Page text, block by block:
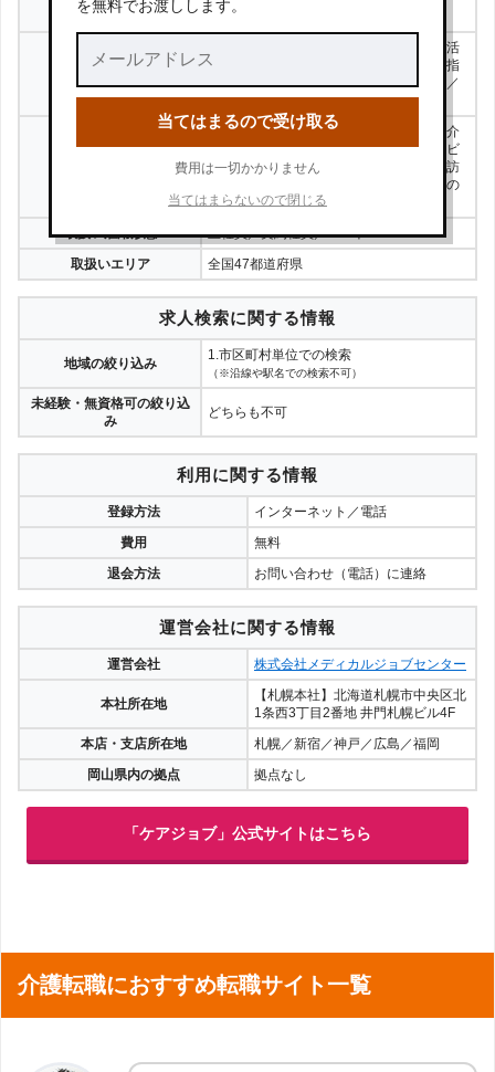
岡山の求人数
(求人数調査日:2023年1月15日)
介護職・ヘルパー／ケアマネジャー／生活
相談員／サービス提供責任者／機能訓練指
導員／管理職・管理職候補／作業療法士／
理学療法士／言語聴覚士／その他
特別養護老人ホーム／有料老人ホーム／介
護老人保健施設／グループホーム／サービ
ス付き高齢者向け住宅／デイサービス／訪
問介護／病院／小規模多機能型施設／その
他
取扱い雇用形態
正社員／契約社員／パート
取扱いエリア
全国47都道府県
求人検索に関する情報
地域の絞り込み
1.市区町村単位での検索
（※沿線や駅名での検索不可）
未経験・無資格可の絞り込
み
どちらも不可
利用に関する情報
登録方法
インターネット／電話
費用
無料
退会方法
お問い合わせ（電話）に連絡
運営会社に関する情報
運営会社 株式会社メディカルジョブセンター
本社所在地
【札幌本社】北海道札幌市中央区北
1条西3丁目2番地 井門札幌ビル4F
本店・支店所在地
札幌／新宿／神戸／広島／福岡
岡山県内の拠点
拠点なし
「ケアジョブ」公式サイトはこちら
介護転職におすすめ転職サイト一覧
を無料でお渡しします。
当てはまるので受け取る
費用は一切かかりません
当てはまらないので閉じる